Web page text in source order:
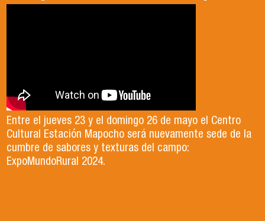
Entre el jueves 23 y el domingo 26 de mayo el Centro
Cultural Estación Mapocho será nuevamente sede de la
cumbre de sabores y texturas del campo:
ExpoMundoRural 2024.
El o la profesional en ingeniería en
Agronegocios posee conocimientos en
tecnología y ciencias silvoagropecuarias,
desde una perspectiva de la sostenibilidad.
Si te interesa desarrollar agronegocios social
El Departamento de Gestión Agraria junto a su
carrera de Ingeniería en Agronegocios,
desarrolla una metodología de aprendizaje con
actividades en terreno, en aula,
relacionándonos con instituciones públicas y